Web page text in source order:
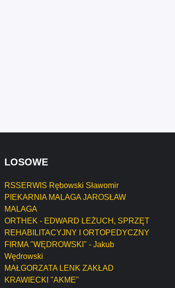
LOSOWE
RSSERWIS Rębowski Sławomir
PIEKARNIA MALAGA JAROSŁAW
MALAGA
ORTHEK - EDWARD LEŻUCH, SPRZĘT
REHABILITACYJNY I ORTOPEDYCZNY
FIRMA "WĘDROWSKI" - Jakub
Wędrowski
MAŁGORZATA LENK ZAKŁAD
KRAWIECKI "AKME"